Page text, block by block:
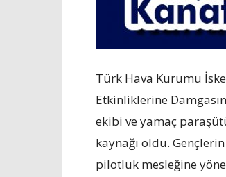
Türk Hava Kurumu
Etkinliklerine
ekibi ve yamaç
kaynağı oldu.
pilotluk mesleğine